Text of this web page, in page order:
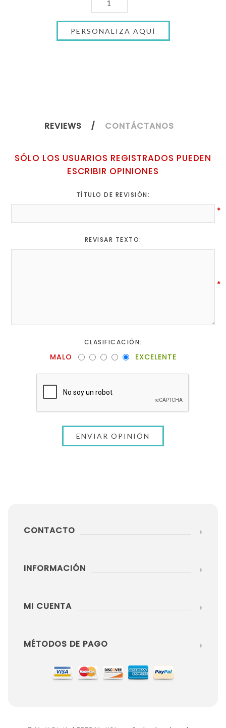
REVIEWS CONTÁCTANOS
SÓLO LOS USUARIOS REGISTRADOS PUEDEN
ESCRIBIR OPINIONES
TÍTULO DE REVISIÓN:
*
REVISAR TEXTO:
*
CLASIFICACIÓN:
MALO EXCELENTE
CONTACTO
INFORMACIÓN
MI CUENTA
MÉTODOS DE PAGO